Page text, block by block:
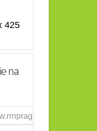
425
na